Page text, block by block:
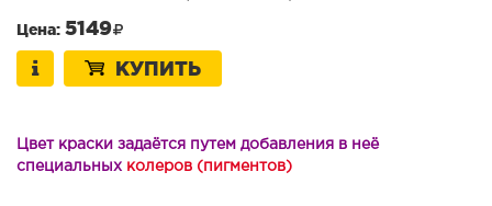
Цена: 5149
КУПИТЬ
Цвет краски задаётся путем добавления в неё
специальных колеров (пигментов)